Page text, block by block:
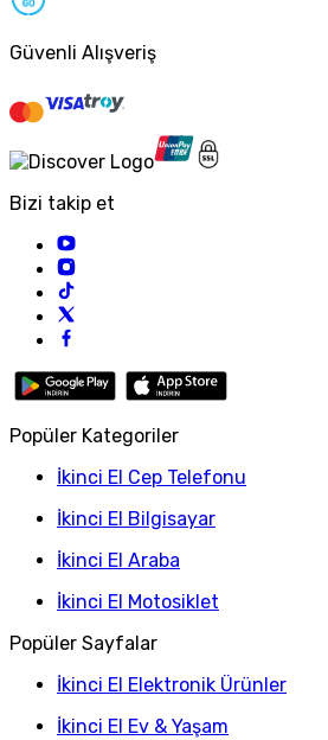
Güvenli Alışveriş
Bizi takip et
Popüler Kategoriler
İkinci El Cep Telefonu
İkinci El Bilgisayar
İkinci El Araba
İkinci El Motosiklet
Popüler Sayfalar
İkinci El Elektronik Ürünler
İkinci El Ev & Yaşam